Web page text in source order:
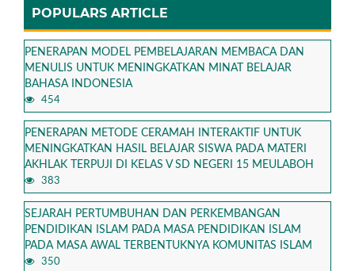
POPULARS ARTICLE
PENERAPAN MODEL PEMBELAJARAN MEMBACA DAN
MENULIS UNTUK MENINGKATKAN MINAT BELAJAR
BAHASA INDONESIA
454
PENERAPAN METODE CERAMAH INTERAKTIF UNTUK
MENINGKATKAN HASIL BELAJAR SISWA PADA MATERI
AKHLAK TERPUJI DI KELAS V SD NEGERI 15 MEULABOH
383
SEJARAH PERTUMBUHAN DAN PERKEMBANGAN
PENDIDIKAN ISLAM PADA MASA PENDIDIKAN ISLAM
PADA MASA AWAL TERBENTUKNYA KOMUNITAS ISLAM
350